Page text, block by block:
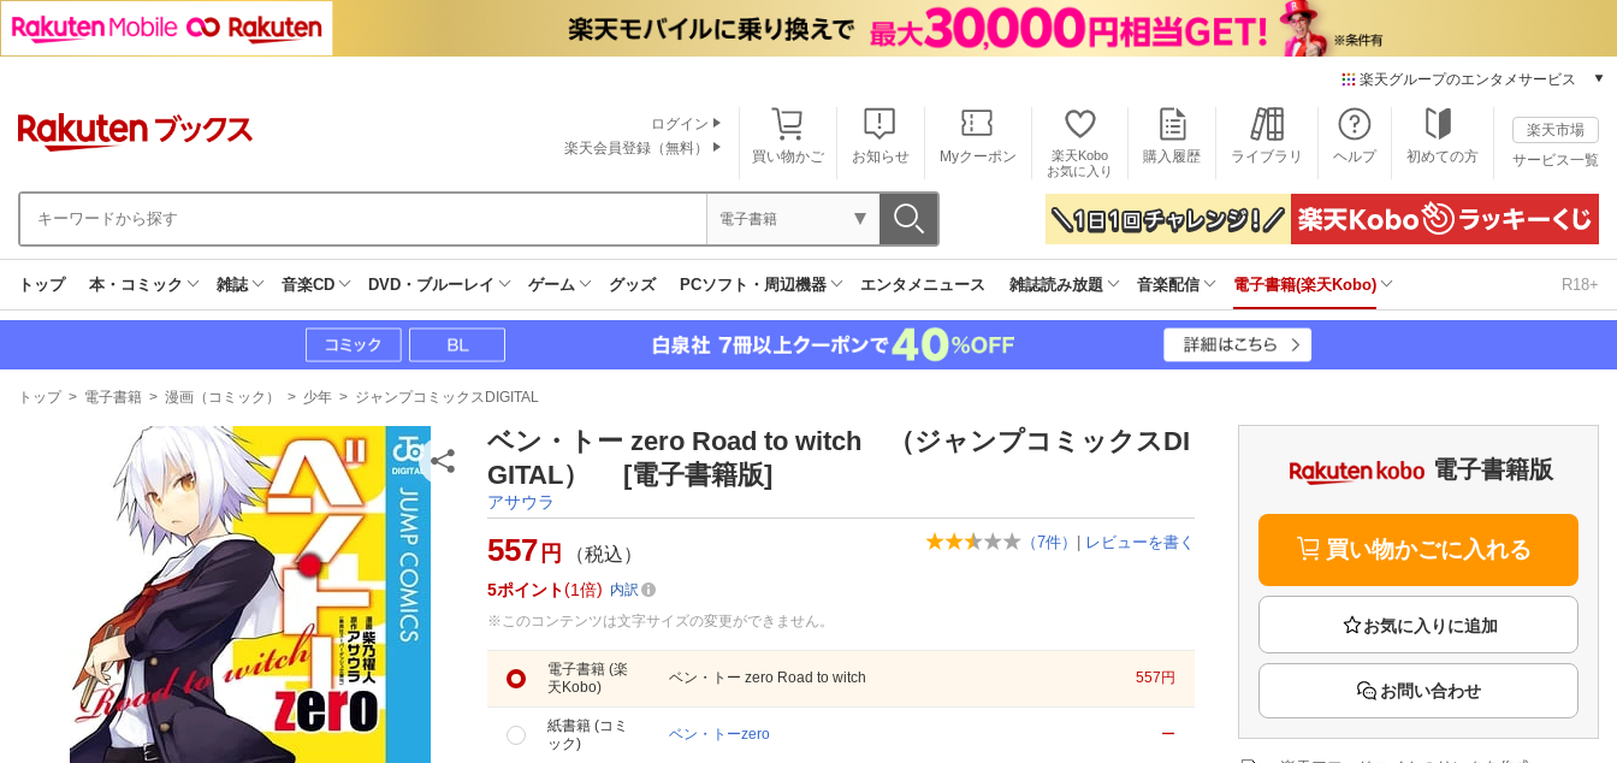
楽天グループのエンタメサービス
本/ゲーム/CD/DVD
楽天ブックス
電子書籍
楽天Kobo
雑誌読み放題
楽天ミュージック
楽天TV
Rakuten PLAY
無料テレビ
Rチャンネル
チケット
楽天チケット
推し楽
買い物かご お知らせ Myクーポン
楽天Kobo
お気に入り
購入履歴 ライブラリ ヘルプ 初めての方
楽天市場
サービス一覧
ログイン
楽天会員登録（無料）
電子書籍
トップ 本・コミック 雑誌 音楽CD DVD・ブルーレイ ゲーム グッズ PCソフト・周辺機器 エンタメニュース 雑誌読み放題 音楽配信 電子書籍(楽天Kobo) R18+
現
トップ > 電子書籍 > 漫画（コミック） > 少年 > ジャンプコミックスDIGITAL
ベン・トー zero Road to witch （ジャンプコミックスDI
GITAL） [電子書籍版]
アサウラ
（7件） レビューを書く
557 円 （税込）
5ポイント 1倍
内訳
※このコンテンツは文字サイズの変更ができません。
電子書籍 (楽
天Kobo)
ベン・トー zero Road to witch 557 円
紙書籍 (コミ
ック)
ベン・トーzero ー
電子書籍版
買い物かごに入れる
お問い合わせ